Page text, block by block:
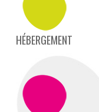
HÉBERGEMENT